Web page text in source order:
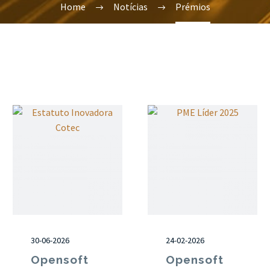
Home Notícias Prémios
30-06-2026
Opensoft
24-02-2026
Opensoft